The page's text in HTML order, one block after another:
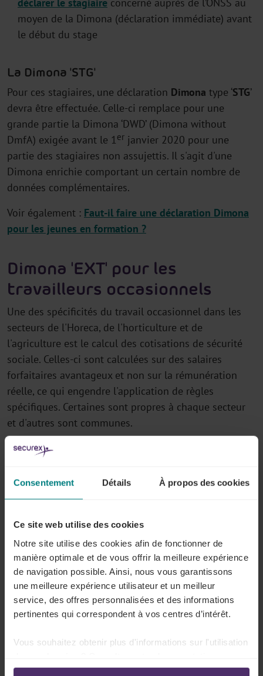
Consentement Détails À propos des cookies
Ce site web utilise des cookies
Notre site utilise des cookies afin de fonctionner de
manière optimale et de vous offrir la meilleure expérience
de navigation possible. Ainsi, nous vous garantissons
une meilleure expérience utilisateur et un meilleur
service, des offres personnalisées et des informations
pertinentes qui correspondent à vos centres d’intérêt.
Vous souhaitez obtenir plus d'informations sur l'utilisation
ligne:
déclarer le stagiaire concerné auprès de l’ONSS au
moyen de la Dimona (déclaration immédiate) avant
le début du stage
La Dimona 'STG'
Pour ces stagiaires, une déclaration Dimona type ‘STG’
devra être effectuée. Celle-ci remplace pour une
grande partie la Dimona ‘DWD’ (Dimona without
DmfA) exigée avant le 1er janvier 2020 pour une
partie des stagiaires non assujettis. Il s'agit d'une
Dimona enrichie comportant un certain nombre de
données complémentaires.
Voir également : Faut-il faire une déclaration Dimona
pour les jeunes en formation ?
Dimona 'EXT' pour les
travailleurs occasionnels
Une des spécificités du travail occasionnel dans les
secteurs de l'Horeca, de l'horticulture et de
l'agriculture est le calcul des cotisations de sécurité
sociale. Celles-ci sont calculées sur des salaires
forfaitaires avantageux et non sur la rémunération
réelle, ce qui engendre l'application de règles
spécifiques. Certaines sont propres à chaque secteur
et d'autres sont communes.
Contrairement aux travailleurs occasionnels dans
l'horticulture, il n'y a pas de calcul spécifique sur des
forfaits pour les entreprises de pompes funèbres. Les
ordinaires.
La Dimona EXT doit également être utilisée pour
étudiant-travailleur occasionnelpour quila
cotisation de solidarité n'est pas appliquée, engagé
dans le secteur de l'agriculture (CP 144), de
l'horticulture (CP 145), de l'Horeca (CP 302), des
Horeca